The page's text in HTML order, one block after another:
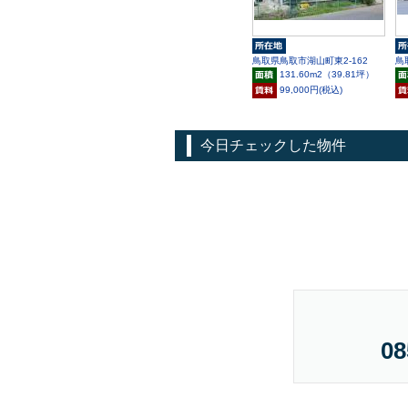
鳥取県鳥取市湖山町東2-162
131.60m2 （39.81坪）
99,000円(税込)
鳥
今日チェックした物件